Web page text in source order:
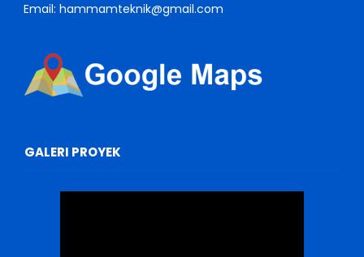
Email: hammamteknik@gmail.com
GALERI PROYEK